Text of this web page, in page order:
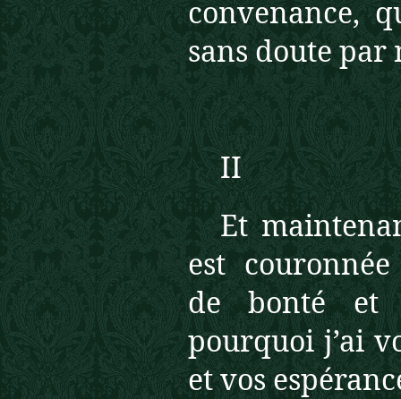
convenance,
sans doute
II
Et
est
de bonté
pourquoi j’ai
et vos